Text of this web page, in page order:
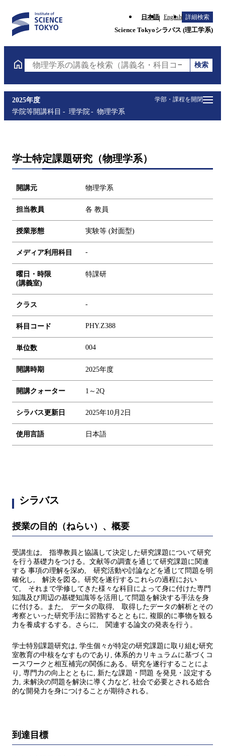
日本語 English 詳細検索
Science Tokyoシラバス (理工学系)
物理学系の講義を検索（講義名・科目コード・担当教
検索
学部・課程を開閉
2025年度
学院等開講科目
理学院 物理学系
学士特定課題研究（物理学系）
開講元 物理学系
担当教員 各 教員
授業形態 実験等 (対面型)
メディア利用科目 -
曜日・時限
(講義室)
特課研
クラス -
科目コード PHY.Z388
単位数 004
開講時期 2025年度
開講クォーター 1～2Q
シラバス更新日 2025年10月2日
使用言語 日本語
シラバス
授業の目的（ねらい）、概要
受講生は, 指導教員と協議して決定した研究課題について研究
を行う基礎力をつける。文献等の調査を通じて研究課題に関連
する 事項の理解を深め, 研究活動や討論などを通じて問題を明
確化し, 解決を図る。研究を遂行するこれらの過程におい
て, それまで学修してきた様々な科目によって身に付けた専門
知識及び周辺の基礎知識等を活用して問題を解決する手法を身
に付ける。また, データの取得, 取得したデータの解析とその
考察といった研究手法に習熟するとともに, 複眼的に事物を観る
力を養成するする。さらに, 関連する論文の発表を行う。
学士特別課題研究は, 学生個々が特定の研究課題に取り組む研究
室教育の中核をなすものであり, 体系的カリキュラムに基づくコ
ースワークと相互補完の関係にある。研究を遂行することによ
り, 専門力の向上とともに, 新たな課題・問題 を発見・設定する
力, 未解決の問題を解決に導く力など, 社会で必要とされる総合
的な開発力を身につけることが期待される。
到達目標